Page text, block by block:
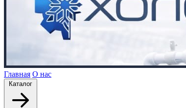
Главная О нас
Каталог